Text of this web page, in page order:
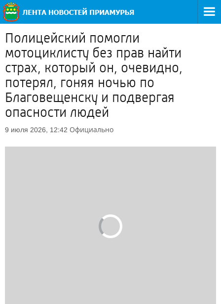
Полицейский помогли
мотоциклисту без прав найти
страх, который он, очевидно,
потерял, гоняя ночью по
Благовещенску и подвергая
опасности людей
9 июля 2026, 12:42 Официально